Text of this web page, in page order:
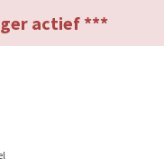
actief ***